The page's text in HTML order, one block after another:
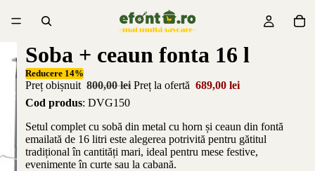
Soba + ceaun fonta 16 l
Reducere 14%
Preț obișnuit 800,00 lei Preț la ofertă 689,00 lei
Cod produs: DVG150
Setul complet cu sobă din metal cu horn și ceaun din fontă
emailată de 16 litri este alegerea potrivită pentru gătitul
tradițional în cantități mari, ideal pentru mese festive,
evenimente în curte sau la cabană.